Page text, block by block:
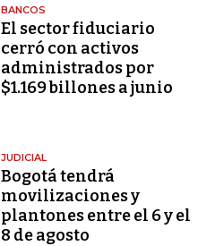
BANCOS
El sector fiduciario
cerró con activos
administrados por
$1.169 billones a junio
JUDICIAL
Bogotá tendrá
movilizaciones y
plantones entre el 6 y el
8 de agosto